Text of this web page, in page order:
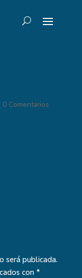
0 Comentarios
será publicada.
con *